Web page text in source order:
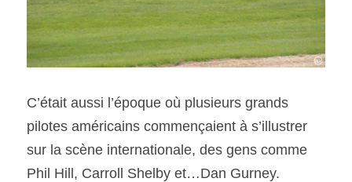
C’était aussi l’époque où plusieurs grands
pilotes américains commençaient à s’illustrer
sur la scène internationale, des gens comme
Phil Hill, Carroll Shelby et…Dan Gurney.